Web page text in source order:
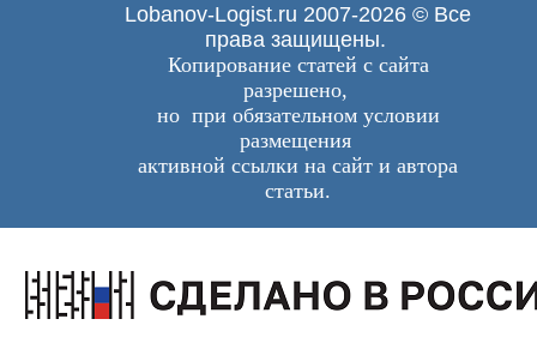
Lobanov-Logist.ru 2007-2026 © Все
права защищены.
Копирование статей с сайта
разрешено,
но при обязательном условии
размещения
активной ссылки на сайт и автора
статьи.